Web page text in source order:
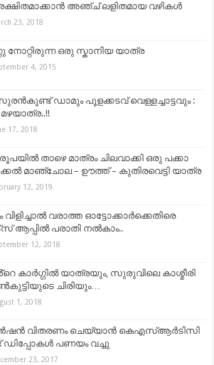
അഞ്ച് ലളിതമായ വഴികള്‍
23, 2018
നോറ്റിരുന്ന ഒരു സ്കാനിയ യാത്ര
4, 2015
ഡാമും പൂളക്കടവ് വെള്ളച്ചാട്ടവും :
17, 2018
രൂപയിൽ താഴെ മാത്രം ചിലവാക്കി ഒരു പക്കാ
മാഞ്ചോല – ഊത്ത് – കുതിരവെട്ടി യാത്ര
12, 2019
വിളിച്ചാൽ വരാത്ത ഓട്ടോക്കാർക്കെതിരെ
ആപ്പിൽ പരാതി നൽകാം..
12, 2018
കാർഗ്ഗിൽ യാത്രയും, സുരുവിലെ കാശ്മീരി
ചിരിയും…
1, 2018
വിതരണം ചെയ്യാൻ കെഎസ്ആര്‍ടിസി
ഡിപ്പോകള്‍ പണയം വച്ചു
23, 2017